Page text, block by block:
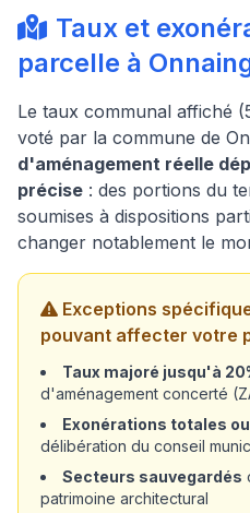
Taux et
parcelle à
Le taux communal affiché
voté par la commune de
d'aménagement réelle
précise : des portions du
soumises à dispositions
changer notablement le
Exceptions
pouvant affecter votre
Taux majoré jusqu'à
d'aménagement concerté
Exonérations totales
délibération du conseil
Secteurs sauvegardés
patrimoine architectural